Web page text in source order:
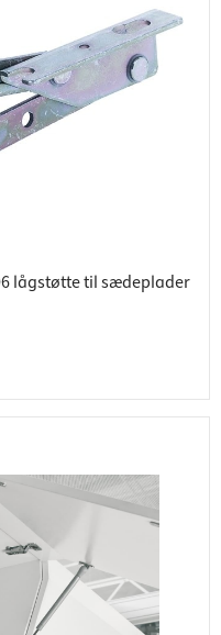
lågstøtte til sædeplader